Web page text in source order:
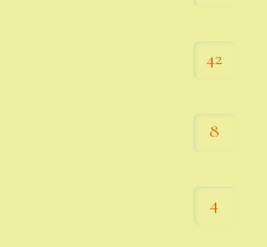
42
8
4